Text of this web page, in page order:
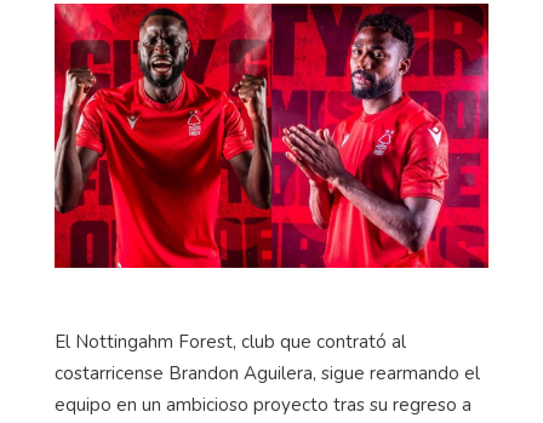
El Nottingahm Forest, club que contrató al
costarricense Brandon Aguilera, sigue rearmando el
equipo en un ambicioso proyecto tras su regreso a